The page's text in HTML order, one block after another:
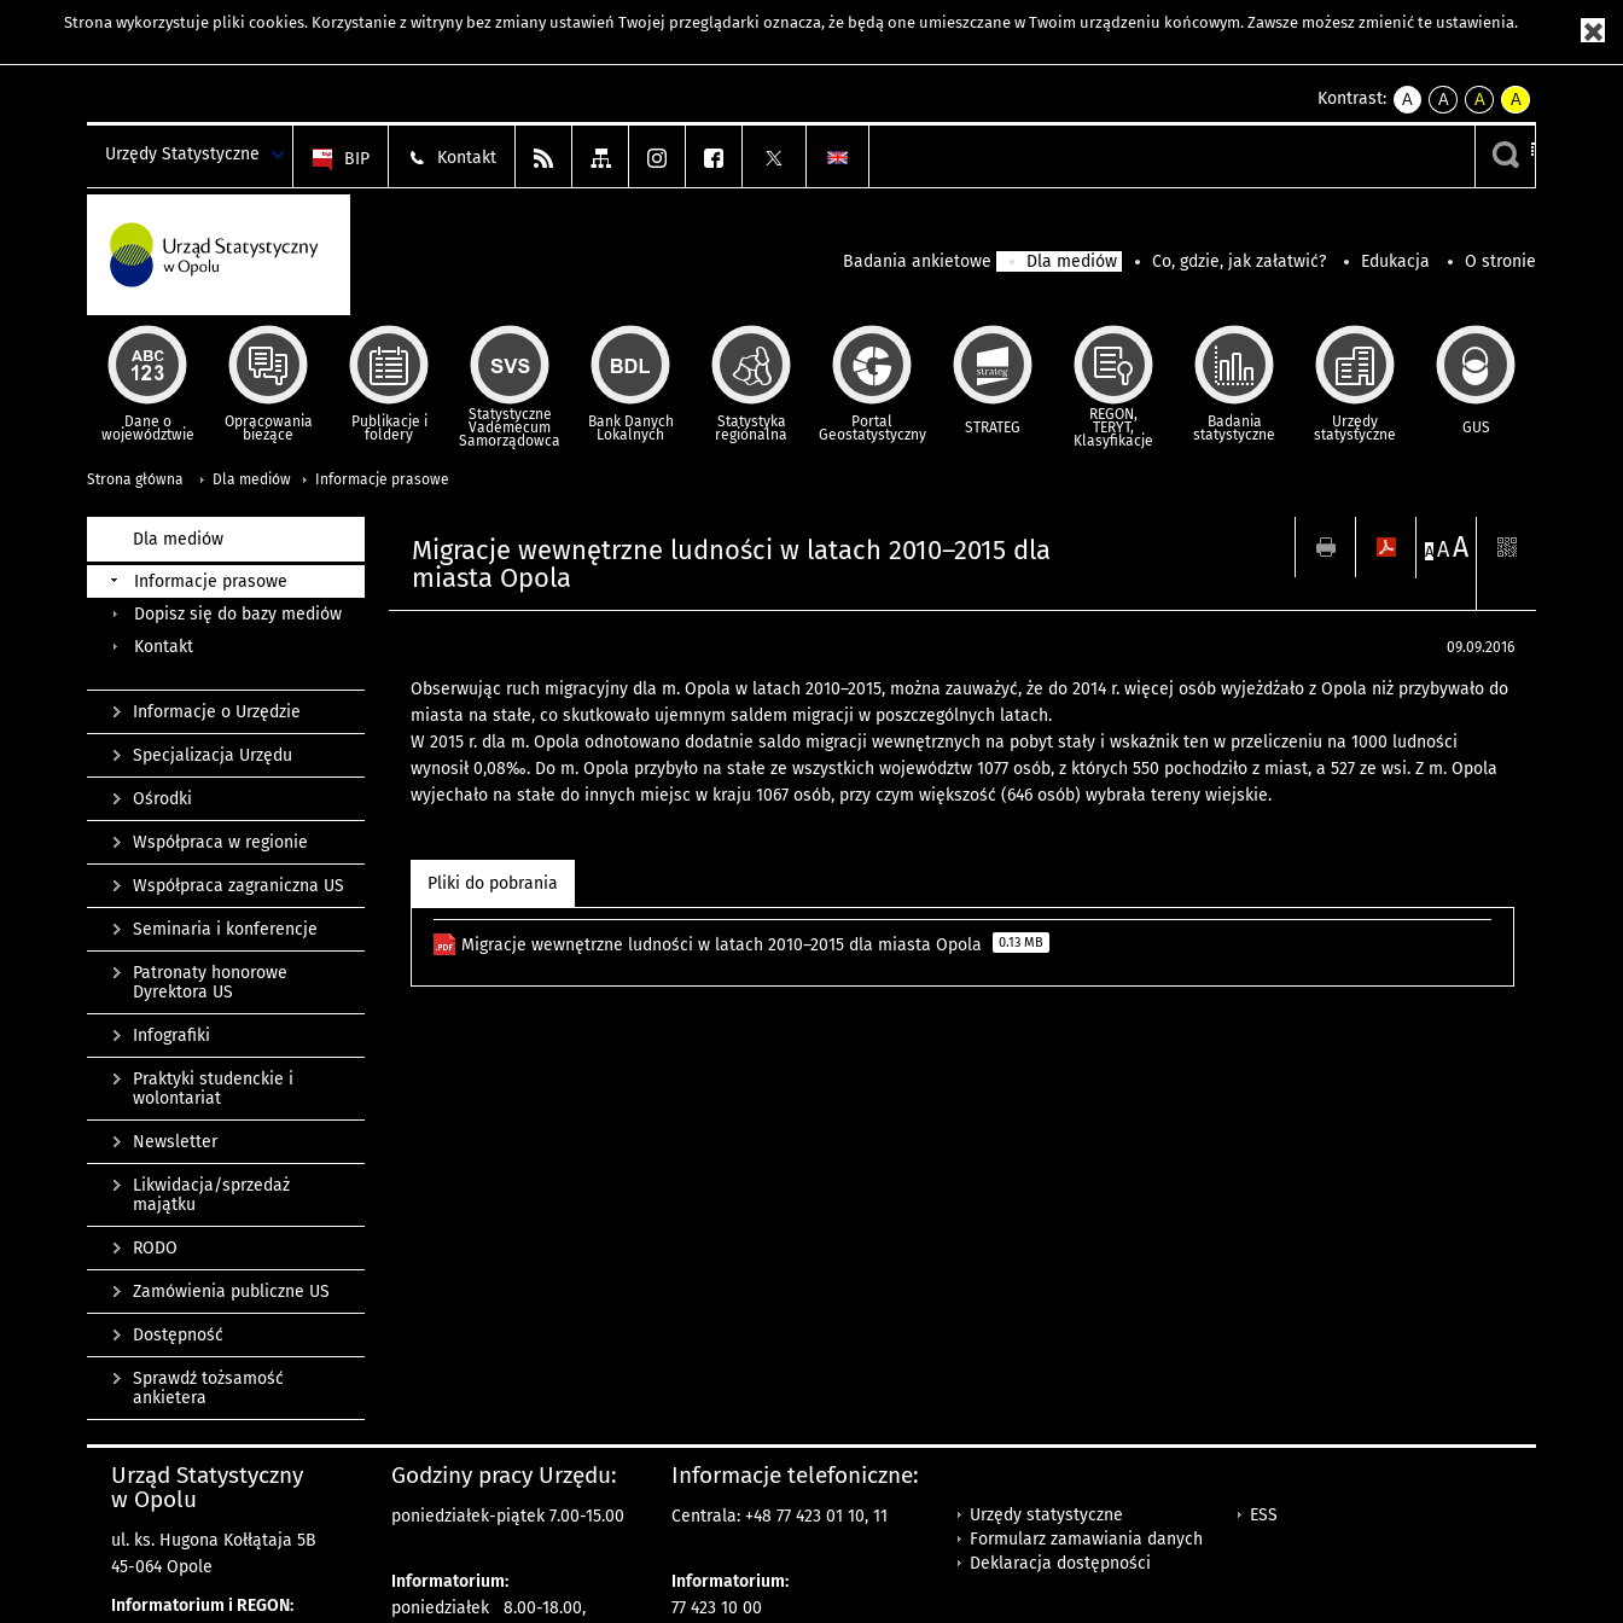
Strona wykorzystuje pliki cookies. Korzystanie z witryny bez zmiany ustawień Twojej przeglądarki oznacza, że będą one umieszczane w Twoim urządzeniu końcowym. Zawsze możesz zmienić te ustawienia.
Kontrast:
A
kontrast
A
kontrast
czarnym
A
kontrast
żółty
tekst
czarnym
A
kontrast
czarny
tekst
żółtym
Urzędy Statystyczne BIP Kontakt
Badania ankietowe Dla mediów Co, gdzie, jak załatwić? Edukacja O stronie
Dane o
województwie
Opracowania
bieżące
Publikacje i
foldery
Statystyczne
Vademecum
Samorządowca
Bank Danych
Lokalnych
Statystyka
regionalna
Portal
Geostatystyczny STRATEG
REGON,
TERYT,
Klasyfikacje
Badania
statystyczne
Urzędy
statystyczne GUS
Strona główna Dla mediów Informacje prasowe
Migracje wewnętrzne ludności w latach 2010–2015 dla
miasta Opola
A AA
09.09.2016
Obserwując ruch migracyjny dla m. Opola w latach 2010–2015, można zauważyć, że do 2014 r. więcej osób wyjeżdżało z Opola niż przybywało do
miasta na stałe, co skutkowało ujemnym saldem migracji w poszczególnych latach.
W 2015 r. dla m. Opola odnotowano dodatnie saldo migracji wewnętrznych na pobyt stały i wskaźnik ten w przeliczeniu na 1000 ludności
wynosił 0,08‰. Do m. Opola przybyło na stałe ze wszystkich województw 1077 osób, z których 550 pochodziło z miast, a 527 ze wsi. Z m. Opola
wyjechało na stałe do innych miejsc w kraju 1067 osób, przy czym większość (646 osób) wybrała tereny wiejskie.
Pliki do pobrania
Migracje wewnętrzne ludności w latach 2010–2015 dla miasta Opola 0.13 MB
Dla mediów
Informacje prasowe
Dopisz się do bazy mediów
Kontakt
Informacje o Urzędzie
Specjalizacja Urzędu
Ośrodki
Współpraca w regionie
Współpraca zagraniczna US
Seminaria i konferencje
Patronaty honorowe
Dyrektora US
Infografiki
Praktyki studenckie i
wolontariat
Newsletter
Likwidacja/sprzedaż
majątku
RODO
Zamówienia publiczne US
Dostępność
Sprawdź tożsamość
ankietera
Urząd Statystyczny
w Opolu
ul. ks. Hugona Kołłątaja 5B
45-064 Opole
Informatorium i REGON:
Godziny pracy Urzędu:
poniedziałek-piątek 7.00-15.00
Informatorium:
poniedziałek 8.00-18.00,
Informacje telefoniczne:
Centrala: +48 77 423 01 10, 11
Informatorium:
77 423 10 00
Urzędy statystyczne
Formularz zamawiania danych
Deklaracja dostępności
ESS